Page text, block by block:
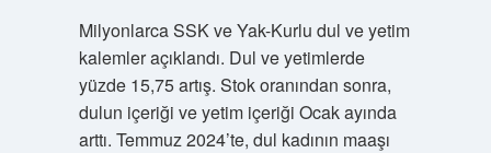
Milyonlarca SSK ve Yak-Kurlu dul ve yetim
kalemler açıklandı. Dul ve yetimlerde
yüzde 15,75 artış. Stok oranından sonra,
dulun içeriği ve yetim içeriği Ocak ayında
arttı. Temmuz 2024’te, dul kadının maaşı